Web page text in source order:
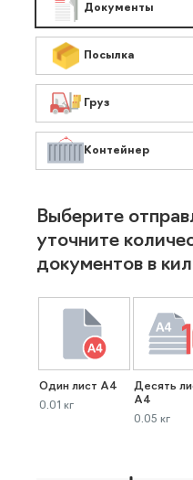
Документы
Посылка
Груз
Контейнер
Выберите
уточните
документов в
Один лист А4
0.01 кг
Десять
А4
0.05 кг